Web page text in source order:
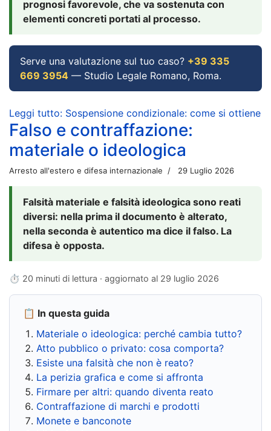
prognosi favorevole, che va sostenuta con
elementi concreti portati al processo.
Serve una valutazione sul tuo caso? +39 335
669 3954 — Studio Legale Romano, Roma.
Leggi tutto: Sospensione condizionale: come si ottiene
Falso e contraffazione:
materiale o ideologica
Arresto all'estero e difesa internazionale 29 Luglio 2026
Falsità materiale e falsità ideologica sono reati
diversi: nella prima il documento è alterato,
nella seconda è autentico ma dice il falso. La
difesa è opposta.
⏱ 20 minuti di lettura · aggiornato al 29 luglio 2026
📋 In questa guida
Materiale o ideologica: perché cambia tutto?
Atto pubblico o privato: cosa comporta?
Esiste una falsità che non è reato?
La perizia grafica e come si affronta
Firmare per altri: quando diventa reato
Contraffazione di marchi e prodotti
Monete e banconote